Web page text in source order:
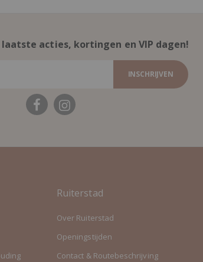
acties, kortingen en VIP dagen!
INSCHRIJVEN
Ruiterstad
Over Ruiterstad
Openingstijden
Contact & Routebeschrijving